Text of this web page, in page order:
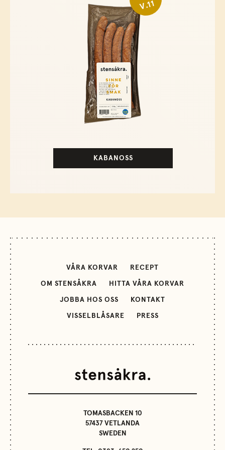
V.11
KABANOSS
VÅRA KORVAR RECEPT
OM STENSÅKRA HITTA VÅRA KORVAR
JOBBA HOS OSS KONTAKT
VISSELBLÅSARE PRESS
TOMASBACKEN 10
57437 VETLANDA
SWEDEN